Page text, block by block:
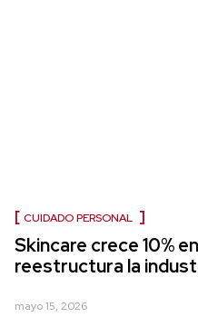
CUIDADO PERSONAL
Skincare crece 10%
reestructura la
mayo 15, 2026